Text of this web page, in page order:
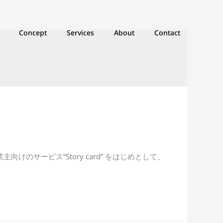
Concept Services About Contact
向けのサービス”Story card” をはじめとして、